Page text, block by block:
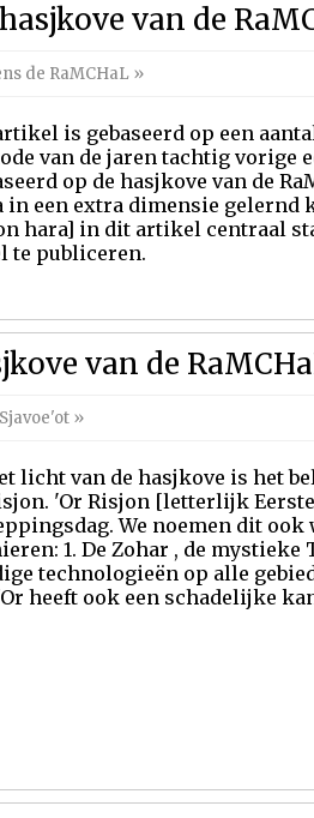
van de
de RaMCHaL »
is gebaseerd op een
van de jaren tachtig vorige
op de hasjkove van de
in een extra dimensie gelernd
hara] in dit artikel centraal
te publiceren.
van de
Sjavoe'ot »
licht van de hasjkove is het
'Or Risjon [letterlijk
We noemen dit
1. De Zohar , de
technologieën op alle
heeft ook een schadelijke